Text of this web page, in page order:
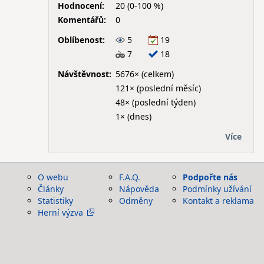
Hodnocení:
20 (0-100 %)
Komentářů:
0
Oblíbenost:
5
19
7
18
Návštěvnost: 5676× (celkem)
121× (poslední měsíc)
48× (poslední týden)
1× (dnes)
Více
O webu
Články
Statistiky
Herní výzva
F.A.Q.
Nápověda
Odměny
Podpořte nás
Podmínky užívání
Kontakt a reklama